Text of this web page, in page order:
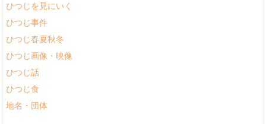
ひつじを見にいく
ひつじ事件
ひつじ春夏秋冬
ひつじ画像・映像
ひつじ話
ひつじ食
地名・団体